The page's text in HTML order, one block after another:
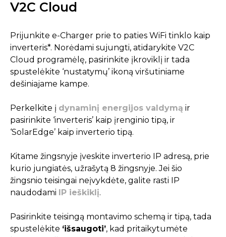
V2C Cloud
Prijunkite e-Charger prie to paties WiFi tinklo kaip
inverteris*. Norėdami sujungti, atidarykite V2C
Cloud programėlę, pasirinkite įkroviklį ir tada
spustelėkite ‘nustatymų’ ikoną viršutiniame
dešiniajame kampe.
Perkelkite į dynaminį energijos valdymą ir
pasirinkite ‘inverteris’ kaip įrenginio tipą, ir
‘SolarEdge’ kaip inverterio tipą.
Kitame žingsnyje įveskite inverterio IP adresą, prie
kurio jungiatės, užrašytą 8 žingsnyje. Jei šio
žingsnio teisingai neįvykdėte, galite rasti IP
naudodami IP ieškiklį.
Pasirinkite teisingą montavimo schemą ir tipą, tada
spustelėkite ‘išsaugoti’, kad pritaikytumėte